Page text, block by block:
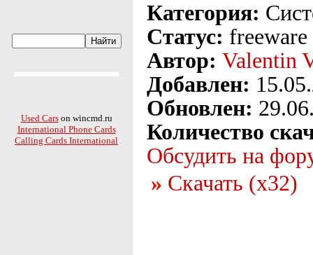
Used Carson wincmd.ru
International Phone Cards
Calling Cards International
Категория:
Статус: freeware
Автор: Valentin
Добавлен:
Обновлен:
Количество
Обсудить на
Скачать (x32)